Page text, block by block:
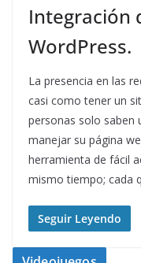
Integración
WordPress.
La presencia en las
casi como tener un
personas solo saben
manejar su página
herramienta de fácil
mismo tiempo; cada
Seguir Leyendo